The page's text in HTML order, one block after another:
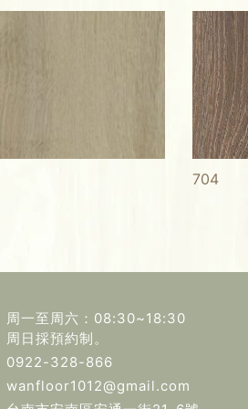
704
周一至周六：08:30~18:30
周日採預約制。
0922-328-866
wanfloor1012@gmail.com